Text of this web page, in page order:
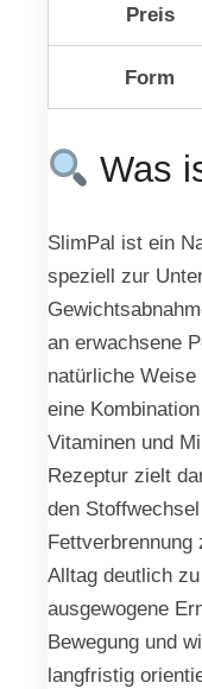
Preis
Form
Was
SlimPal ist ein
speziell zur
an erwachsene
natürliche
eine
Vitaminen und
Rezeptur zielt
den
Fettverbrennung
Alltag deutlich
ausgewogene
Bewegung und
langfristig